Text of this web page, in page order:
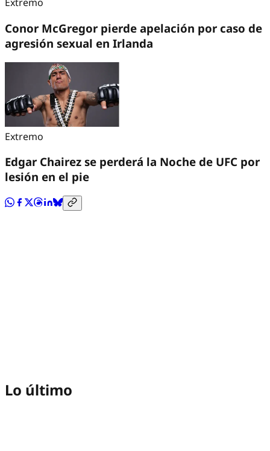
Conor McGregor pierde apelación por caso de
agresión sexual en Irlanda
Extremo
Edgar Chairez se perderá la Noche de UFC por
lesión en el pie
Lo último